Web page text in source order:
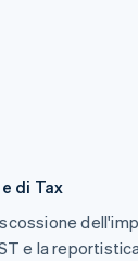
di Tax
e la